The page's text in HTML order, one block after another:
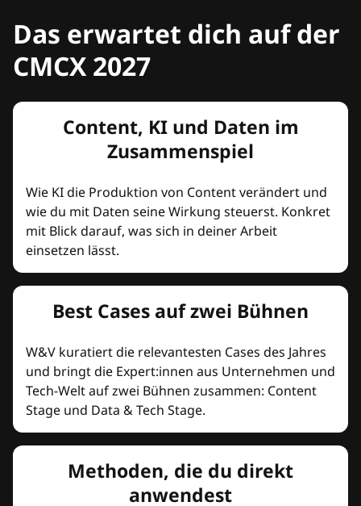
Das erwartet dich auf der
CMCX 2027
Content, KI und Daten im
Zusammenspiel
Wie KI die Produktion von Content verändert und
wie du mit Daten seine Wirkung steuerst. Konkret
mit Blick darauf, was sich in deiner Arbeit
einsetzen lässt.
Best Cases auf zwei Bühnen
W&V kuratiert die relevantesten Cases des Jahres
und bringt die Expert:innen aus Unternehmen und
Tech-Welt auf zwei Bühnen zusammen: Content
Stage und Data & Tech Stage.
Methoden, die du direkt
anwendest